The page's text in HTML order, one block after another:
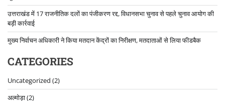
उत्तराखंड में 17 राजनीतिक दलों का पंजीकरण रद्द, विधानसभा चुनाव से पहले चुनाव आयोग की
बड़ी कार्रवाई
मुख्य निर्वाचन अधिकारी ने किया मतदान केंद्रों का निरीक्षण, मतदाताओं से लिया फीडबैक
CATEGORIES
Uncategorized (2)
अल्मोड़ा(2)